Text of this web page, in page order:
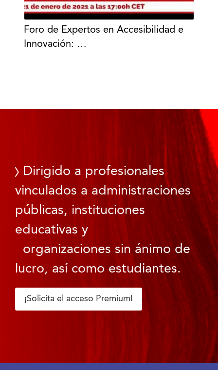
Foro de Expertos en Accesibilidad e
Innovación: …
Dirigido a profesionales
vinculados a administraciones
públicas, instituciones
educativas y
organizaciones sin ánimo de
lucro, así como estudiantes.
¡Solicita el acceso Premium!